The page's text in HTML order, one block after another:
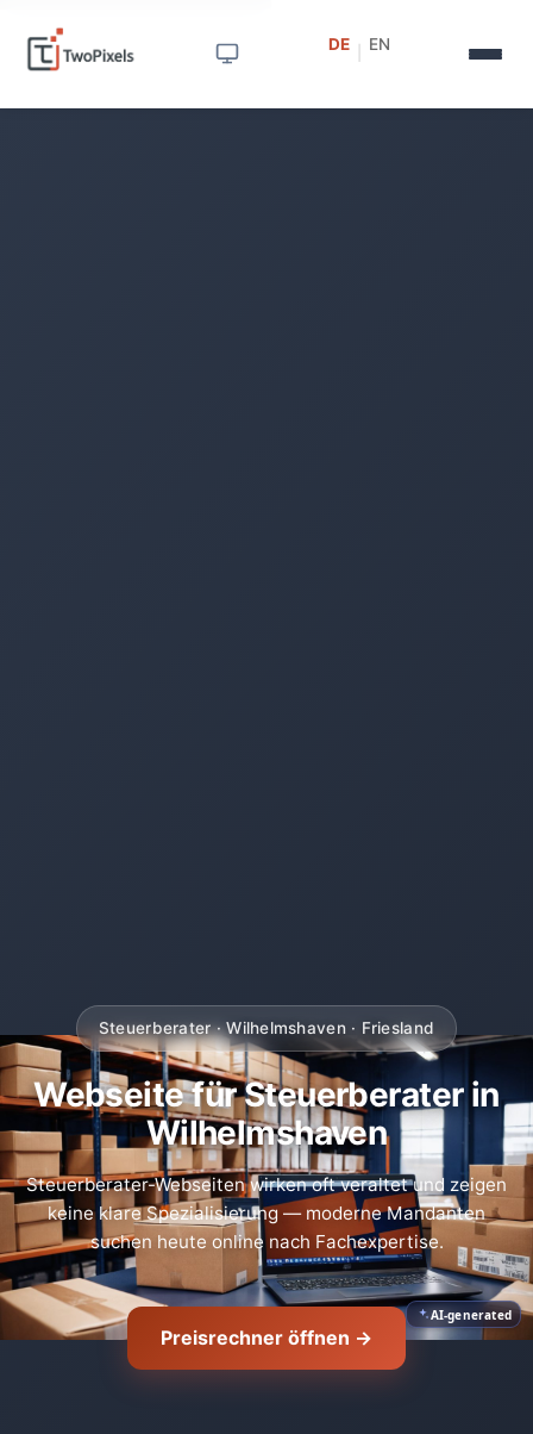
DE EN
AI-generated
Steuerberater · Wilhelmshaven · Friesland
Webseite für Steuerberater in
Wilhelmshaven
Steuerberater-Webseiten wirken oft veraltet und zeigen
keine klare Spezialisierung — moderne Mandanten
suchen heute online nach Fachexpertise.
Preisrechner öffnen →